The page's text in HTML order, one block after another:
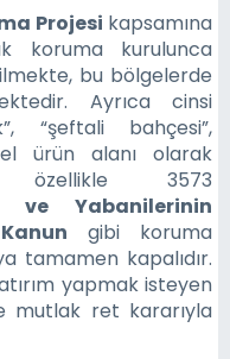
Projesi kapsamına
koruma kurulunca
bu bölgelerde
Ayrıca cinsi
“şeftali bahçesi”,
ürün alanı olarak
özellikle 3573
ve Yabanilerinin
gibi koruma
tamamen kapalıdır.
yapmak isteyen
mutlak ret kararıyla